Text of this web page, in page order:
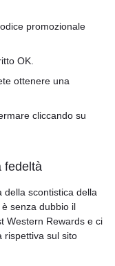
promozionale
OK.
ottenere una
cliccando su
fedeltà
della scontistica della
senza dubbio il
Western Rewards e ci
rispettiva sul sito